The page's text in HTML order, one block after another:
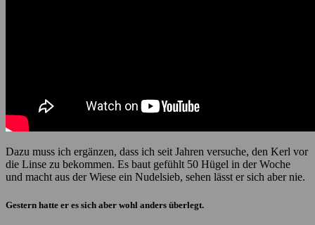
Dazu muss ich ergänzen, dass ich seit Jahren versuche, den Kerl vor
die Linse zu bekommen. Es baut gefühlt 50 Hügel in der Woche
und macht aus der Wiese ein Nudelsieb, sehen lässt er sich aber nie.
Gestern hatte er es sich aber wohl anders überlegt.